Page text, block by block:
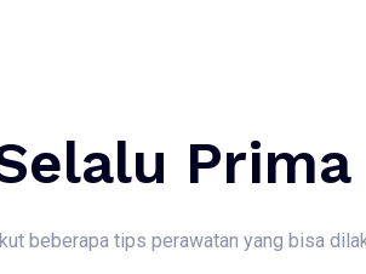
Prima
beberapa tips perawatan yang bisa